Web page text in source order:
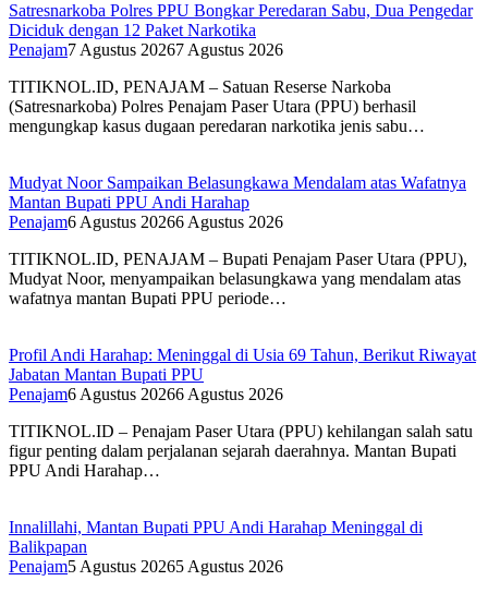
Satresnarkoba Polres PPU Bongkar Peredaran Sabu, Dua Pengedar
Diciduk dengan 12 Paket Narkotika
Penajam7 Agustus 20267 Agustus 2026
TITIKNOL.ID, PENAJAM – Satuan Reserse Narkoba
(Satresnarkoba) Polres Penajam Paser Utara (PPU) berhasil
mengungkap kasus dugaan peredaran narkotika jenis sabu…
Mudyat Noor Sampaikan Belasungkawa Mendalam atas Wafatnya
Mantan Bupati PPU Andi Harahap
Penajam6 Agustus 20266 Agustus 2026
TITIKNOL.ID, PENAJAM – Bupati Penajam Paser Utara (PPU),
Mudyat Noor, menyampaikan belasungkawa yang mendalam atas
wafatnya mantan Bupati PPU periode…
Profil Andi Harahap: Meninggal di Usia 69 Tahun, Berikut Riwayat
Jabatan Mantan Bupati PPU
Penajam6 Agustus 20266 Agustus 2026
TITIKNOL.ID – Penajam Paser Utara (PPU) kehilangan salah satu
figur penting dalam perjalanan sejarah daerahnya. Mantan Bupati
PPU Andi Harahap…
Innalillahi, Mantan Bupati PPU Andi Harahap Meninggal di
Balikpapan
Penajam5 Agustus 20265 Agustus 2026